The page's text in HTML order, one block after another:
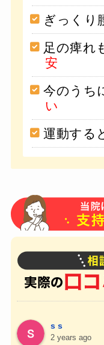
ぎっくり
足の痺れ
安
今のうち
い
運動する
s s
2 years ago